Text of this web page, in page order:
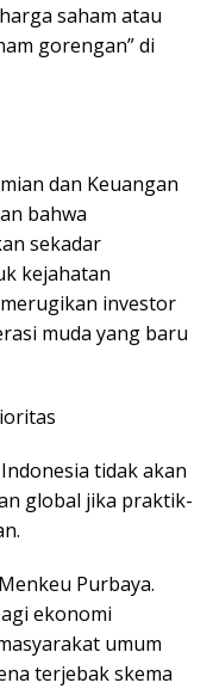
saham atau
gorengan” di
dan Keuangan
bahwa
sekadar
kejahatan
investor
muda yang baru
tidak akan
global jika praktik-
Purbaya.
ekonomi
umum
terjebak skema